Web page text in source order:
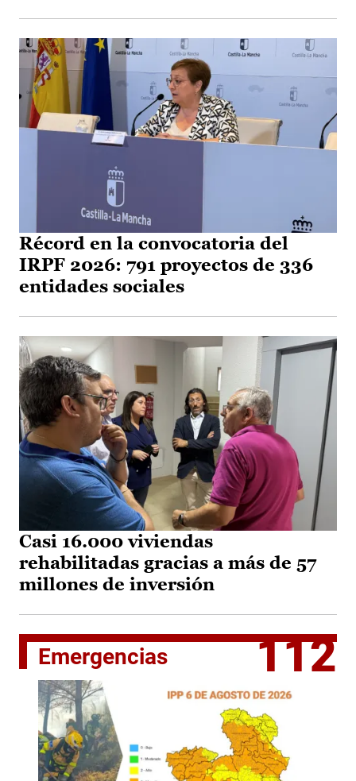
Récord en la convocatoria del
IRPF 2026: 791 proyectos de 336
entidades sociales
Casi 16.000 viviendas
rehabilitadas gracias a más de 57
millones de inversión
Emergencias 112